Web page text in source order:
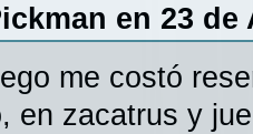
en 23 de
me costó
en zacatrus y